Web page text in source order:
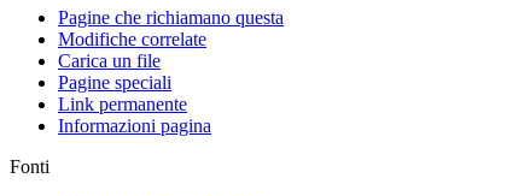
Pagine che richiamano questa
Modifiche correlate
Carica un file
Pagine speciali
Link permanente
Informazioni pagina
Fonti